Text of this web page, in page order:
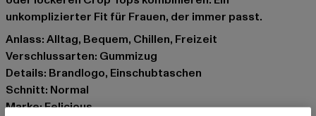
unkomplizierter Fit für Frauen, der immer passt.
Anlass: Alltag, Bequem, Chillen, Freizeit
Verschlussarten: Gummizug
Details: Brandlogo, Einschubtaschen
Schnitt: Normal
Marke: Felicious